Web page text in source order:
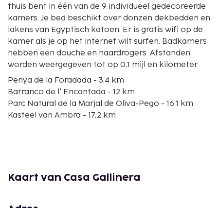
thuis bent in één van de 9 individueel gedecoreerde
kamers. Je bed beschikt over donzen dekbedden en
lakens van Egyptisch katoen. Er is gratis wifi op de
kamer als je op het internet wilt surfen. Badkamers
hebben een douche en haardrogers. Afstanden
worden weergegeven tot op 0,1 mijl en kilometer.
Penya de la Foradada - 3,4 km
Barranco de l' Encantada - 12 km
Parc Natural de la Marjal de Oliva-Pego - 16,1 km
Kasteel van Ambra - 17,2 km
Museo Arqueológico De Oliva - 22,9 km
Kaart van Casa Gallinera